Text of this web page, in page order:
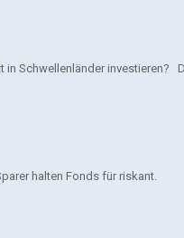
Schwellenländer investieren?
halten Fonds für